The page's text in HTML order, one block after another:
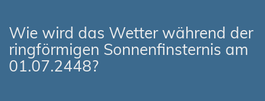
Wie wird das Wetter während der
ringförmigen Sonnenfinsternis am
01.07.2448?